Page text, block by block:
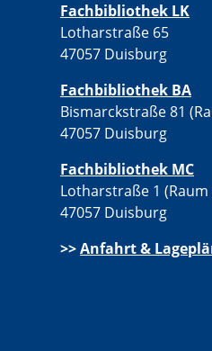
Fachbibliothek LK
Lotharstraße 65
47057 Duisburg
Fachbibliothek BA
Bismarckstraße 81
47057 Duisburg
Fachbibliothek MC
Lotharstraße 1 (Raum
47057 Duisburg
>>Anfahrt &